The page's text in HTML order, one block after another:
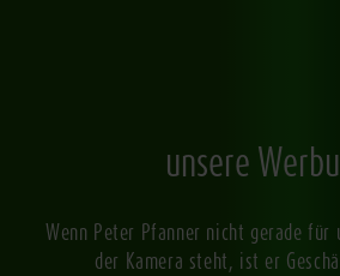
unsere
Wenn Peter Pfanner nicht gerade für
der Kamera steht, ist er